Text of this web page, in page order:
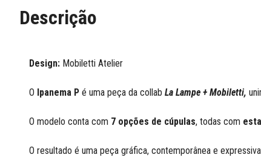
Descrição
Design: Mobiletti Atelier
O Ipanema P é uma peça da collab La Lampe + Mobiletti,
O modelo conta com 7 opções de cúpulas, todas com
O resultado é uma peça gráfica, contemporânea e